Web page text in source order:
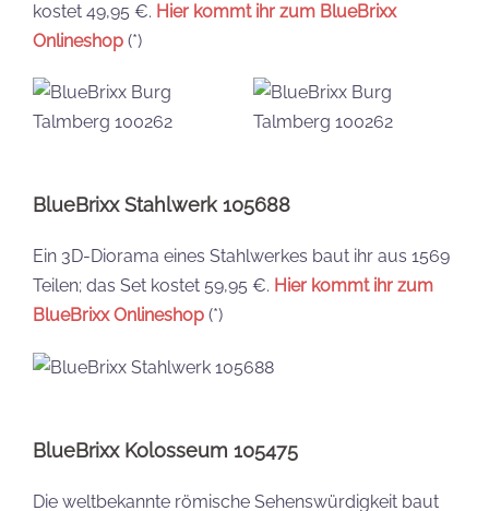
kostet 49,95 €. Hier kommt ihr zum BlueBrixx
Onlineshop (*)
BlueBrixx Stahlwerk 105688
Ein 3D-Diorama eines Stahlwerkes baut ihr aus 1569
Teilen; das Set kostet 59,95 €. Hier kommt ihr zum
BlueBrixx Onlineshop (*)
BlueBrixx Kolosseum 105475
Die weltbekannte römische Sehenswürdigkeit baut